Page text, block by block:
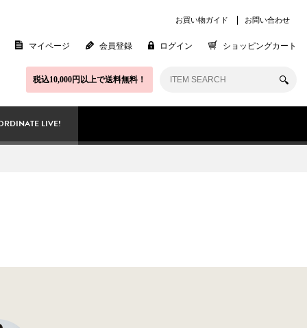
お買い物ガイド お問い合わせ
マイページ 会員登録 ログイン ショッピングカート
税込10,000円以上で送料無料！
LIVE!